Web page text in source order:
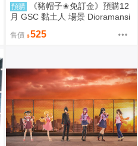
預購
《豬帽子✬免訂金》預購12
月 GSC 黏土人 場景 Dioramansi
售價 525